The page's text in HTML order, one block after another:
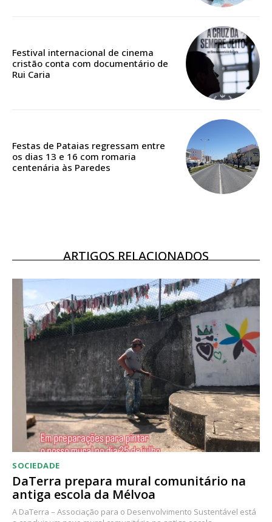
ASSINATURA
DIGITAL ANUAL
Acesso ao conteúdo online
Acesso aos conteúdos Exclusivos para
Festival internacional de cinema
cristão conta com documentário de
Rui Caria
Festas de Pataias regressam entre
os dias 13 e 16 com romaria
centenária às Paredes
ARTIGOS RELACIONADOS
SOCIEDADE
DaTerra prepara mural comunitário na
antiga escola da Mélvoa
A DaTerra – Associação para o Desenvolvimento Sustentável está